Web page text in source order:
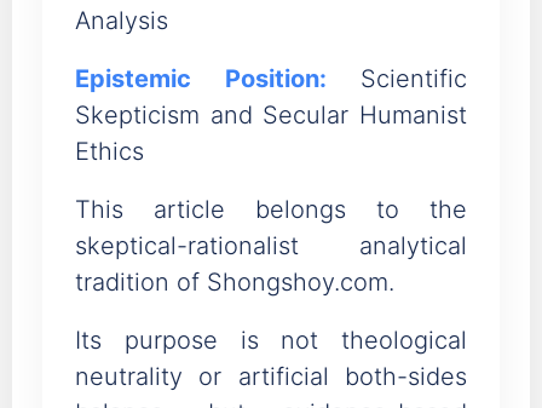
Analysis
Epistemic Position: Scientific
Skepticism and Secular Humanist
Ethics
This article belongs to the
skeptical-rationalist analytical
tradition of Shongshoy.com.
Its purpose is not theological
neutrality or artificial both-sides